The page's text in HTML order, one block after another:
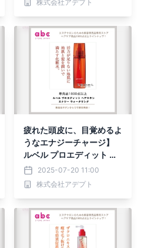
株式会社アデプト
疲れた頭皮に、目覚めるよ
うなエナジーチャージ】
ルベル プロエディット ヘ
アスキン エナジー ウォー
タリング
2025-07-20 11:00
株式会社アデプト